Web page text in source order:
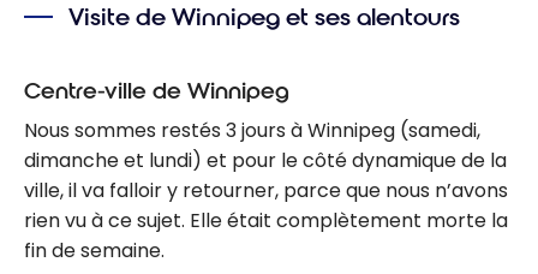
Visite de Winnipeg et ses alentours
Centre-ville de Winnipeg
Nous sommes restés 3 jours à Winnipeg (samedi,
dimanche et lundi) et pour le côté dynamique de la
ville, il va falloir y retourner, parce que nous n’avons
rien vu à ce sujet. Elle était complètement morte la
fin de semaine.